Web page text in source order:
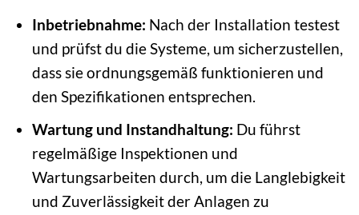
Inbetriebnahme: Nach der Installation testest
und prüfst du die Systeme, um sicherzustellen,
dass sie ordnungsgemäß funktionieren und
den Spezifikationen entsprechen.
Wartung und Instandhaltung: Du führst
regelmäßige Inspektionen und
Wartungsarbeiten durch, um die Langlebigkeit
und Zuverlässigkeit der Anlagen zu